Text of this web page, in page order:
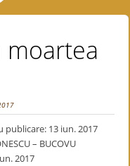
moartea
publicare: 13 iun. 2017
– BUCOVU
2017